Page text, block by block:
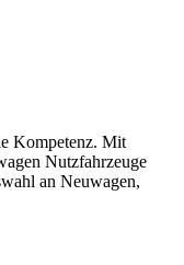
Kompetenz. Mit
Nutzfahrzeuge
an Neuwagen,